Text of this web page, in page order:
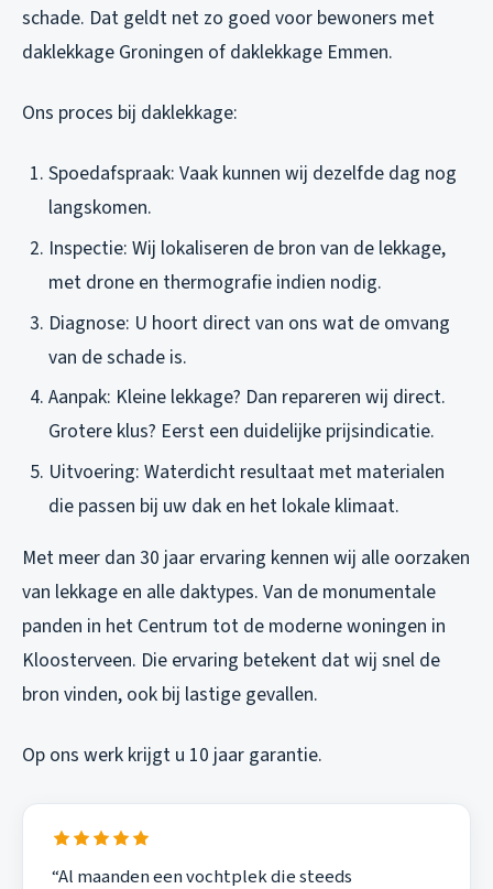
schade. Dat geldt net zo goed voor bewoners met
daklekkage Groningen of daklekkage Emmen.
Ons proces bij daklekkage:
Spoedafspraak: Vaak kunnen wij dezelfde dag nog
langskomen.
Inspectie: Wij lokaliseren de bron van de lekkage,
met drone en thermografie indien nodig.
Diagnose: U hoort direct van ons wat de omvang
van de schade is.
Aanpak: Kleine lekkage? Dan repareren wij direct.
Grotere klus? Eerst een duidelijke prijsindicatie.
Uitvoering: Waterdicht resultaat met materialen
die passen bij uw dak en het lokale klimaat.
Met meer dan 30 jaar ervaring kennen wij alle oorzaken
van lekkage en alle daktypes. Van de monumentale
panden in het Centrum tot de moderne woningen in
Kloosterveen. Die ervaring betekent dat wij snel de
bron vinden, ook bij lastige gevallen.
Op ons werk krijgt u 10 jaar garantie.
“Al maanden een vochtplek die steeds